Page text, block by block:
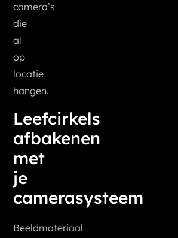
camera’s
die
al
op
locatie
hangen.
Leefcirkels
afbakenen
met
je
camerasysteem
Beeldmateriaal